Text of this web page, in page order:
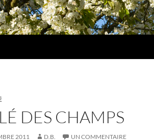
DES CHAMPS
2011 D.B. UN COMMENTAIRE